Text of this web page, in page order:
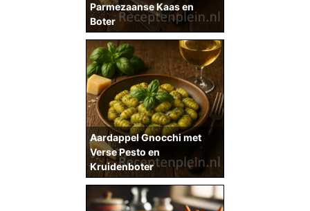
Parmezaanse Kaas en
Boter
Aardappel Gnocchi met
Verse Pesto en
Kruidenboter